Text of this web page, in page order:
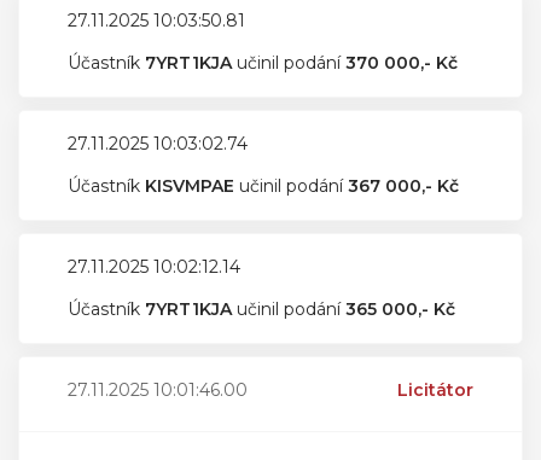
27.11.2025 10:03:50.81
Účastník 7YRT1KJAučinil podání370 000,- Kč
27.11.2025 10:03:02.74
Účastník KISVMPAE učinil podání367 000,- Kč
27.11.2025 10:02:12.14
Účastník 7YRT1KJAučinil podání365 000,- Kč
27.11.2025 10:01:46.00 Licitátor